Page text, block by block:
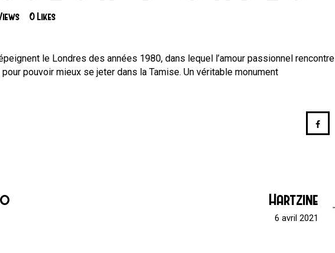
0 Likes
le Londres des années 1980, dans lequel l’amour passionnel rencontre
pouvoir mieux se jeter dans la Tamise. Un véritable monument
Hartzine
6 avril 2021